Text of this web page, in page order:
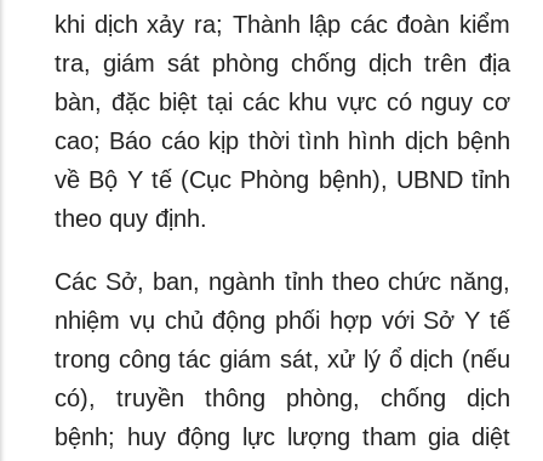
khi dịch xảy ra; Thành lập các đoàn kiểm
tra, giám sát phòng chống dịch trên địa
bàn, đặc biệt tại các khu vực có nguy cơ
cao; Báo cáo kịp thời tình hình dịch bệnh
về Bộ Y tế (Cục Phòng bệnh), UBND tỉnh
theo quy định.
Các Sở, ban, ngành tỉnh theo chức năng,
nhiệm vụ chủ động phối hợp với Sở Y tế
trong công tác giám sát, xử lý ổ dịch (nếu
có), truyền thông phòng, chống dịch
bệnh; huy động lực lượng tham gia diệt